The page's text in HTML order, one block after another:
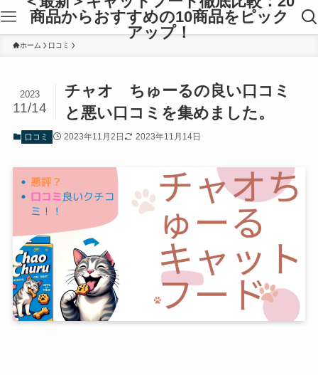
商品からおすすめの10商品をピック
アップ！
ホーム 口コミ
チャオ ちゅーるの良い口コミ
と悪い口コミを集めました。
2023
11/14
口コミ 2023年11月2日 2023年11月14日